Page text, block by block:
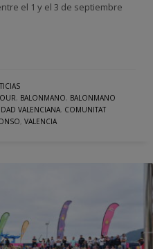
el 1 y el 3 de septiembre
, BALONMANO, BALONMANO
VALENCIANA, COMUNITAT
, VALENCIA